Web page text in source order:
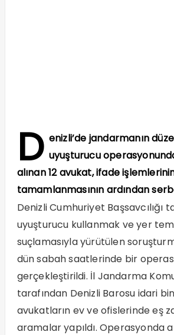
D enizli’de jandarmanın
uyuşturucu
alınan 12 avukat, ifade
tamamlanmasının ardından
Denizli Cumhuriyet Başsavcılığı
uyuşturucu kullanmak ve yer
suçlamasıyla yürütülen
dün sabah saatlerinde bir
gerçekleştirildi. İl Jandarma
tarafından Denizli Barosu idari
avukatların ev ve ofislerinde eş
aramalar yapıldı. Operasyonda